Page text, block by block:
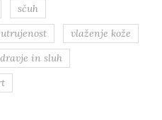
sčuh
utrujenost
vlaženje kože
in sluh